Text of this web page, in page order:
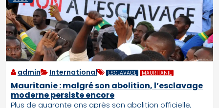
admin International ESCLAVAGE MAURITANIE
Mauritanie : malgré son abolition, l’esclavage
moderne persiste encore
Plus de quarante ans après son abolition officielle,